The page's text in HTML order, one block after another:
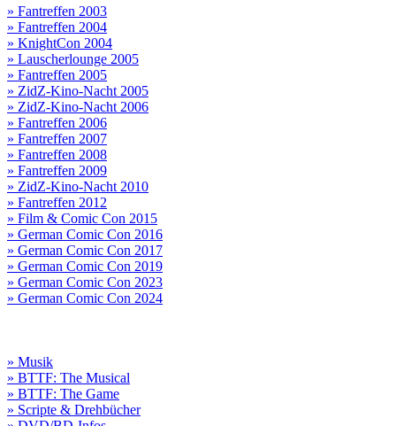
» Fantreffen 2003
» Fantreffen 2004
» KnightCon 2004
» Lauscherlounge 2005
» Fantreffen 2005
» ZidZ-Kino-Nacht 2005
» ZidZ-Kino-Nacht 2006
» Fantreffen 2006
» Fantreffen 2007
» Fantreffen 2008
» Fantreffen 2009
» ZidZ-Kino-Nacht 2010
» Fantreffen 2012
» Film & Comic Con 2015
» German Comic Con 2016
» German Comic Con 2017
» German Comic Con 2019
» German Comic Con 2023
» German Comic Con 2024
» Musik
» BTTF: The Musical
» BTTF: The Game
» Scripte & Drehbücher